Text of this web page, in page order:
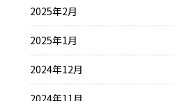
2025年2月
2025年1月
2024年12月
2024年11月